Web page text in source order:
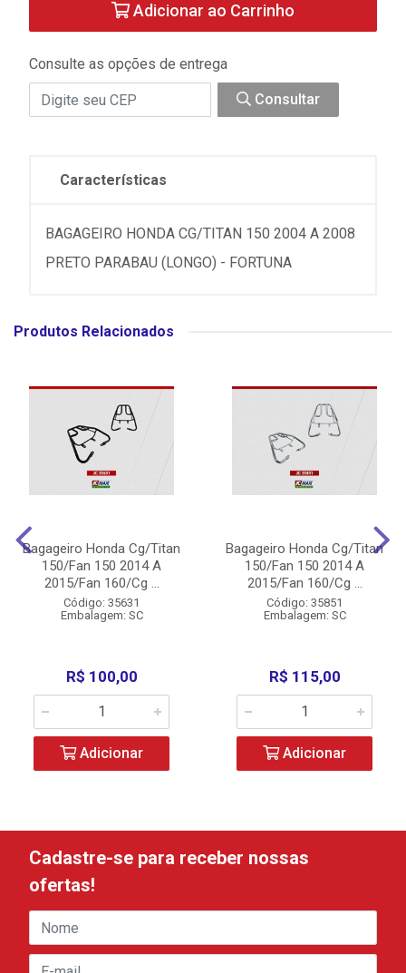
Adicionar ao Carrinho
Consulte as opções de entrega
Consultar
Características
BAGAGEIRO HONDA CG/TITAN 150 2004 A 2008
PRETO PARABAU (LONGO) - FORTUNA
Produtos Relacionados
Bagageiro Honda Cg/Titan
150/Fan 150 2014 A
2015/Fan 160/Cg ...
Código: 35631
Embalagem: SC
R$ 100,00
Adicionar
Bagageiro Honda Cg/Titan
150/Fan 150 2014 A
2015/Fan 160/Cg ...
Código: 35851
Embalagem: SC
R$ 115,00
Adicionar
Cadastre-se para receber nossas
ofertas!